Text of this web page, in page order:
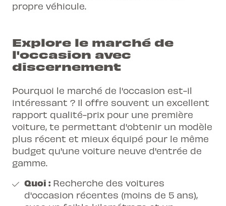
propre véhicule.
Explore le marché de
l'occasion avec
discernement
Pourquoi le marché de l'occasion est-il
intéressant ? Il offre souvent un excellent
rapport qualité-prix pour une première
voiture, te permettant d'obtenir un modèle
plus récent et mieux équipé pour le même
budget qu'une voiture neuve d'entrée de
gamme.
Quoi : Recherche des voitures
d'occasion récentes (moins de 5 ans),